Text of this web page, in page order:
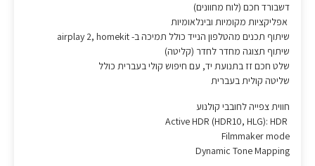
דשבורד חכם (לוח מחוונים)
אפליקציות מקומיות ובינלאומיות
שיתוף תכנים מהטלפון הנייד כולל תמיכה ב- airplay 2, homekit
שיתוף תצוגה מחדר לחדר (קליטה)
שלט חכם זז בתנועת יד, עם חיפוש קולי בעברית כולל
שליטה קולית בעברית
חווית צפייה לחובבי קולנוע
Filmmaker mode
Dynamic Tone Mapping